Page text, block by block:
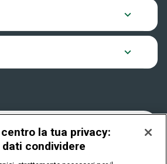
la tua privacy:
condividere